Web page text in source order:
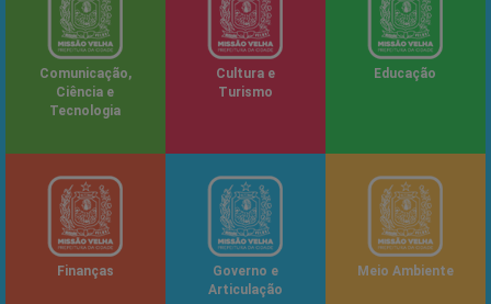
Comunicação,
Ciência e
Tecnologia
Cultura e
Turismo
Educação
Finanças
Governo e
Articulação
Meio Ambiente